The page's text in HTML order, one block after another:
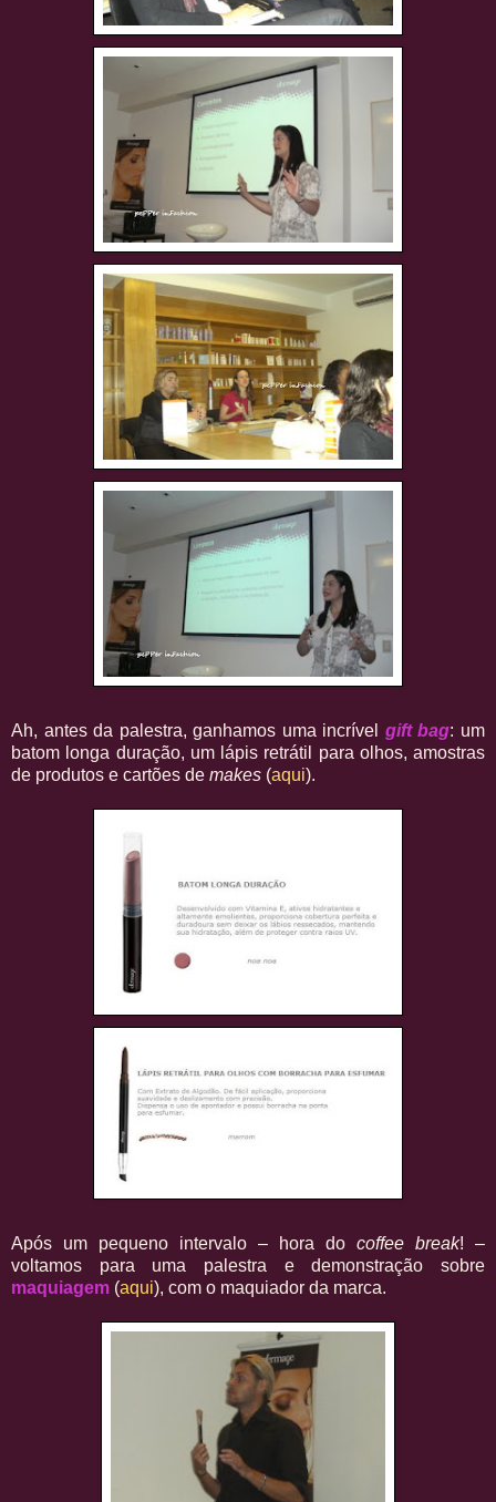
Ah, antes da palestra, ganhamos uma incrível gift bag: um
batom longa duração, um lápis retrátil para olhos, amostras
de produtos e cartões de makes (aqui).
Após um pequeno intervalo – hora do coffee break! –
voltamos para uma palestra e demonstração sobre
maquiagem (aqui), com o maquiador da marca.